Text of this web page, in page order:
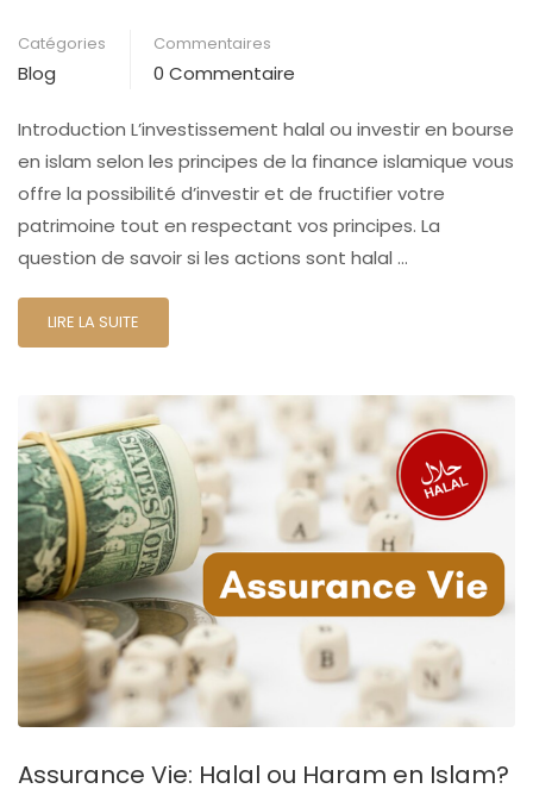
Catégories
Blog
Commentaires
0 Commentaire
Introduction L’investissement halal ou investir en bourse
en islam selon les principes de la finance islamique vous
offre la possibilité d’investir et de fructifier votre
patrimoine tout en respectant vos principes. La
question de savoir si les actions sont halal …
LIRE LA SUITE
Assurance Vie: Halal ou Haram en Islam?